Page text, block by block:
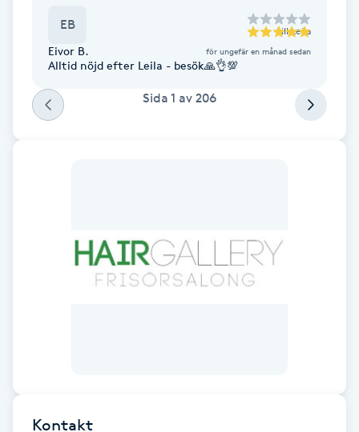
Fransförlängning Megavolym
Fransförlängning Volym
Fransk manikyr
EB till Leila
Eivor B. för ungefär en månad sedan
Alltid nöjd efter Leila - besök🙏👌💯
Sida 1 av 206
Kontakt